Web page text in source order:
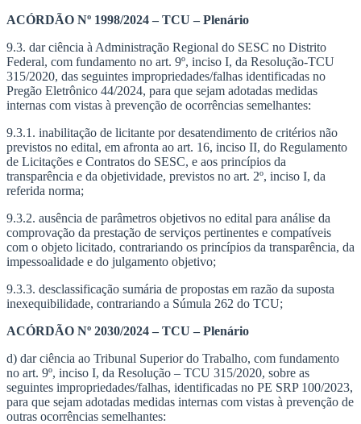
Ir
o
conteúdo
ACÓRDÃO Nº 1998/2024 – TCU – Plenário
9.3. dar ciência à Administração Regional do SESC no Distrito
Federal, com fundamento no art. 9º, inciso I, da Resolução-TCU
315/2020, das seguintes impropriedades/falhas identificadas no
Pregão Eletrônico 44/2024, para que sejam adotadas medidas
internas com vistas à prevenção de ocorrências semelhantes:
9.3.1. inabilitação de licitante por desatendimento de critérios não
previstos no edital, em afronta ao art. 16, inciso II, do Regulamento
de Licitações e Contratos do SESC, e aos princípios da
transparência e da objetividade, previstos no art. 2º, inciso I, da
referida norma;
9.3.2. ausência de parâmetros objetivos no edital para análise da
comprovação da prestação de serviços pertinentes e compatíveis
com o objeto licitado, contrariando os princípios da transparência, da
impessoalidade e do julgamento objetivo;
9.3.3. desclassificação sumária de propostas em razão da suposta
inexequibilidade, contrariando a Súmula 262 do TCU;
ACÓRDÃO Nº 2030/2024 – TCU – Plenário
d) dar ciência ao Tribunal Superior do Trabalho, com fundamento
no art. 9º, inciso I, da Resolução – TCU 315/2020, sobre as
seguintes impropriedades/falhas, identificadas no PE SRP 100/2023,
para que sejam adotadas medidas internas com vistas à prevenção de
outras ocorrências semelhantes: